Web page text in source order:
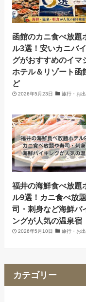
函館のカニ食べ放題
ル3選！安いカニバ
グがおすすめのイマ
ホテル＆リゾート函
ど
2026年5月23日 旅行・お
福井の海鮮食べ放題
ル9選！カニ食べ放
司・刺身など海鮮バ
ングが人気の温泉宿
2026年5月10日 旅行・お
カテゴリー